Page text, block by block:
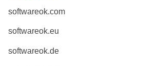
softwareok.com
softwareok.eu
softwareok.de